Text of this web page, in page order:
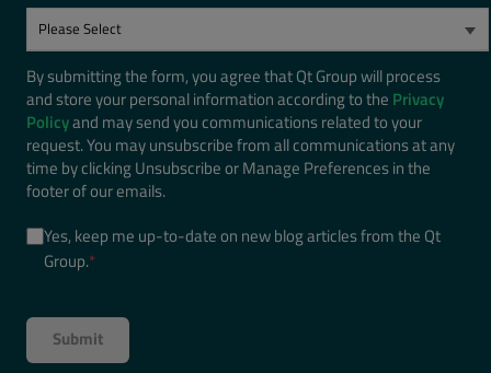
By submitting the form, you agree that Qt Group will process
and store your personal information according to the Privacy
Policyand may send you communications related to your
request. You may unsubscribe from all communications at any
time by clicking Unsubscribe or Manage Preferences in the
footer of our emails.
Yes, keep me up-to-date on new blog articles from the Qt
Group.*